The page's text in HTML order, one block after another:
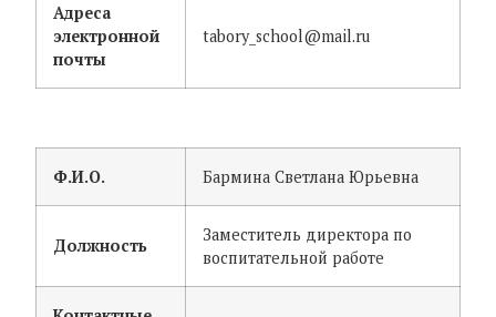
Адреса
электронной
почты
tabory_school@mail.ru
Ф.И.О. Бармина Светлана Юрьевна
Должность
Заместитель директора по
воспитательной работе